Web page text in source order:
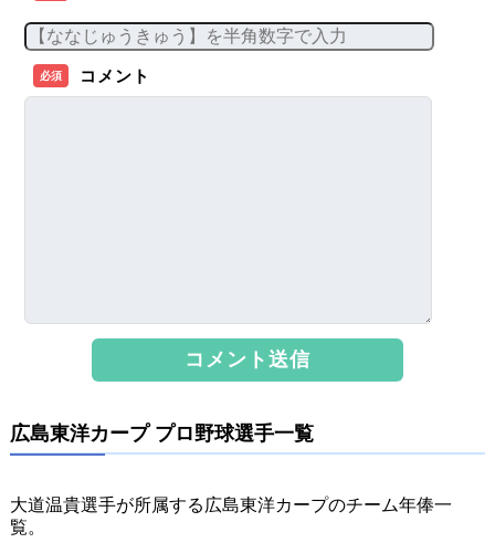
必須 コメント
広島東洋カープ プロ野球選手一覧
大道温貴選手が所属する広島東洋カープのチーム年俸一
覧。